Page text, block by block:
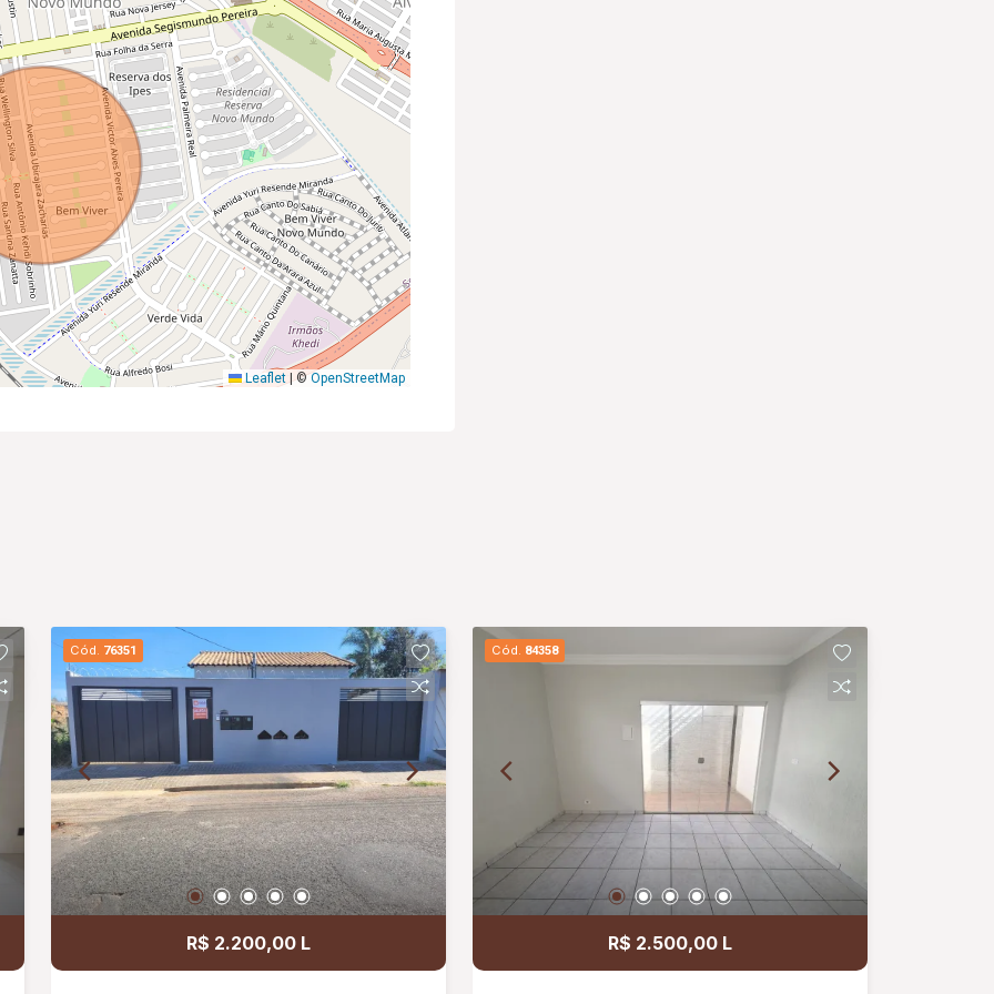
Leaflet |©OpenStreetMap
Cód. 76351
R$ 2.200,00 L
Cód. 84358
R$ 2.500,00 L